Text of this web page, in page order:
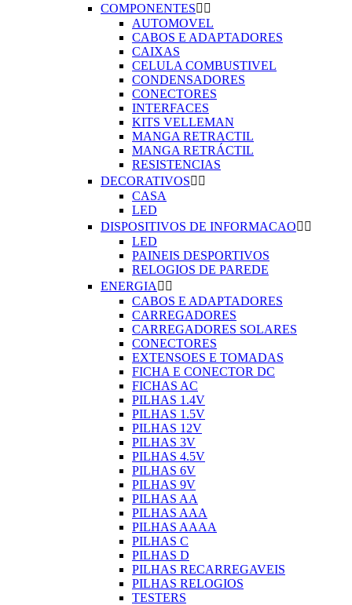
COMPONENTES 
AUTOMOVEL
CABOS E ADAPTADORES
CAIXAS
CELULA COMBUSTIVEL
CONDENSADORES
CONECTORES
INTERFACES
KITS VELLEMAN
MANGA RETRACTIL
MANGA RETRÁCTIL
RESISTENCIAS
DECORATIVOS 
CASA
LED
DISPOSITIVOS DE INFORMACAO 
LED
PAINEIS DESPORTIVOS
RELOGIOS DE PAREDE
ENERGIA  
CABOS E ADAPTADORES
CARREGADORES
CARREGADORES SOLARES
CONECTORES
EXTENSOES E TOMADAS
FICHA E CONECTOR DC
FICHAS AC
PILHAS 1.4V
PILHAS 1.5V
PILHAS 12V
PILHAS 3V
PILHAS 4.5V
PILHAS 6V
PILHAS 9V
PILHAS AA
PILHAS AAA
PILHAS AAAA
PILHAS C
PILHAS D
PILHAS RECARREGAVEIS
PILHAS RELOGIOS
TESTERS